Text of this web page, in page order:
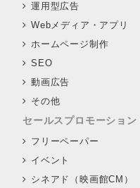
運用型広告
Webメディア・アプリ
ホームページ制作
SEO
動画広告
その他
セールスプロモーション
フリーペーパー
イベント
シネアド（映画館CM）